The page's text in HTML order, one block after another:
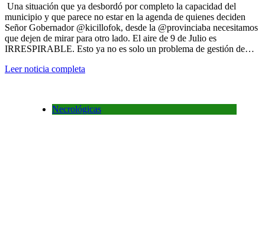
​ Una situación que ya desbordó por completo la capacidad del
municipio y que parece no estar en la agenda de quienes deciden ​
Señor Gobernador @kicillofok, desde la @provinciaba necesitamos
que dejen de mirar para otro lado. El aire de 9 de Julio es
IRRESPIRABLE. Esto ya no es solo un problema de gestión de…
Leer noticia completa
Necrológicas